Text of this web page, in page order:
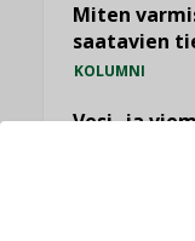
Miten
saatavien
KOLUMNI
Vesi- ja